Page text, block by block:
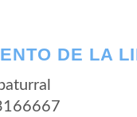
DE LA